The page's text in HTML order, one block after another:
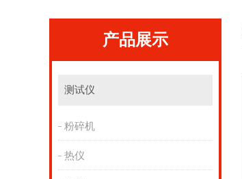
产品展示
测试仪
粉碎机
热仪